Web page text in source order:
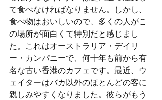
て食べなければなりません。しかし、
食べ物はおいしいので、多くの人がこ
の場所が面白くて特別だと感じまし
た。これはオーストラリア・デイリ
ー・カンパニーで、何十年も前から有
名な古い香港のカフェです。最近、ウ
ェイターはバカ以外のほとんどの客に
親しみやすくなりました。彼らがもう